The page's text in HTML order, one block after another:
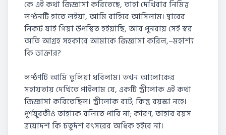
কে এই কথা জিজ্ঞাসা করিতেছে, তাহা দেখিবার নিমিত্ত
লণ্ঠনটি হাতে লইয়া, আমি বাহিরে আসিলাম। দ্বারের
নিকট যাই গিয়া উপস্থিত হইয়াছি, আর পুনরায় সেই স্বর
অতি আগ্রহ সহকারে আমাকে জিজ্ঞাসা করিল,–মহাশ্য
কি ডাক্তার?
লণ্ঠণটি আমি তুলিয়া ধবিলাম। তখন আলোকের
সহায়তায় দেখিতে পাইলাম যে, একটি স্ত্রীলোক এই কথা
জিজ্ঞাসা করিতেছিল। স্ত্রীলোক বটে; কিন্তু বয়স্কা নহে।
পূর্ণযুবতীও তাহাকে বলিতে পারি না; কারণ, তাহার বয়স
ত্রয়োদশ কি চতুর্দশ বৎসরের অধিক হইবে না।